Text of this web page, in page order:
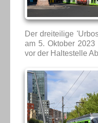
Der dreiteilige
am 5. Oktober
vor der Haltestelle